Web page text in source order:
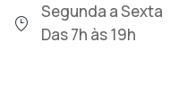
Segunda a Sexta
Das 7h às 19h